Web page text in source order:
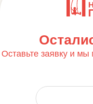
Оставьте заявку и